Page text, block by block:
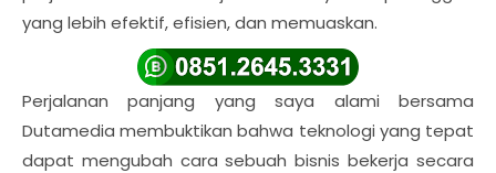
yang lebih efektif, efisien, dan memuaskan.
Perjalanan panjang yang saya alami bersama
Dutamedia membuktikan bahwa teknologi yang tepat
dapat mengubah cara sebuah bisnis bekerja secara